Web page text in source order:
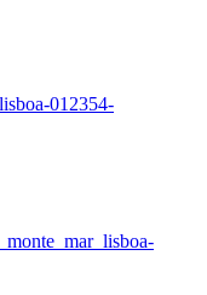
012354-